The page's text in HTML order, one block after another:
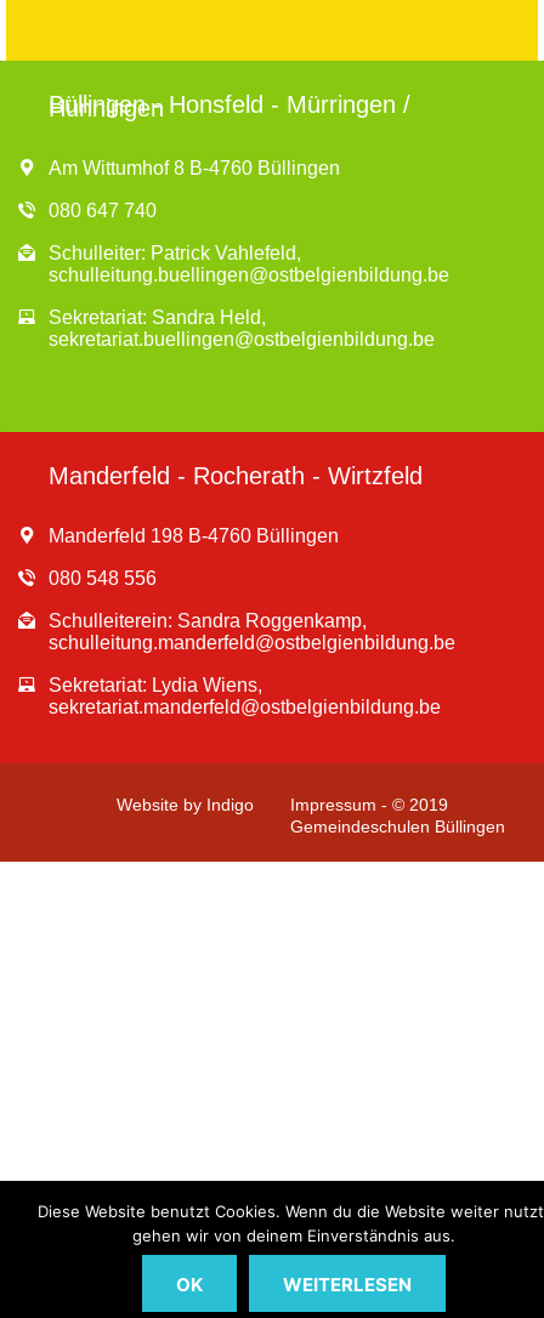
Büllingen - Honsfeld - Mürringen /
Hünningen
Am Wittumhof 8 B-4760 Büllingen
080 647 740
Schulleiter: Patrick Vahlefeld,
schulleitung.buellingen@ostbelgienbildung.be
Sekretariat: Sandra Held,
sekretariat.buellingen@ostbelgienbildung.be
Manderfeld - Rocherath - Wirtzfeld
Manderfeld 198 B-4760 Büllingen
080 548 556
Schulleiterein: Sandra Roggenkamp,
schulleitung.manderfeld@ostbelgienbildung.be
Sekretariat: Lydia Wiens,
sekretariat.manderfeld@ostbelgienbildung.be
Website by Indigo
Impressum - © 2019
Gemeindeschulen Büllingen
Diese Website benutzt Cookies. Wenn du die Website weiter
gehen wir von deinem Einverständnis aus.
OK WEITERLESEN